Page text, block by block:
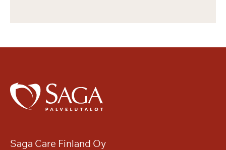
Saga Care Finland Oy